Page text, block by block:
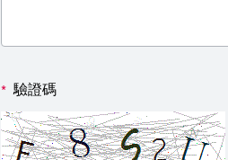
* 驗證碼